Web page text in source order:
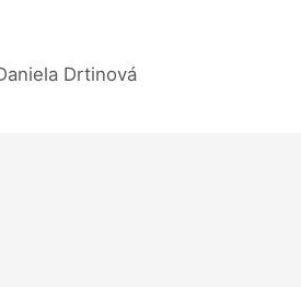
Drtinová